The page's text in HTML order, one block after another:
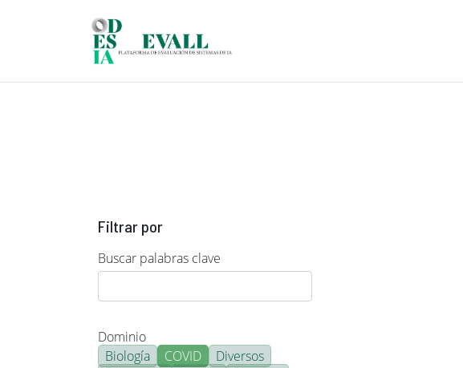
Filtrar por
Buscar palabras clave
Dominio
Biología
COVID
Diversos